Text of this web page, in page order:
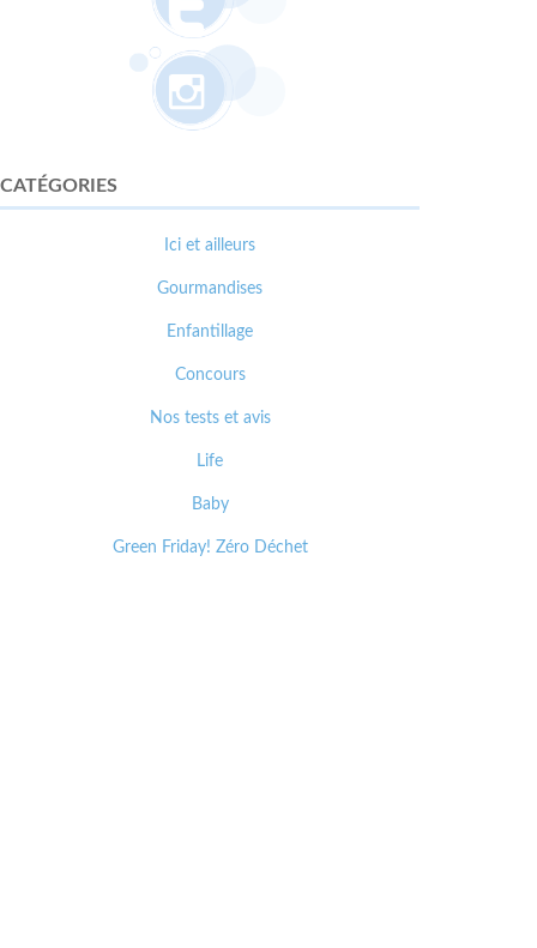
CATÉGORIES
Ici et ailleurs
Gourmandises
Enfantillage
Concours
Nos tests et avis
Life
Baby
Green Friday! Zéro Déchet